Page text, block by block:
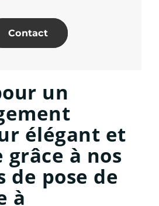
Contact
un
élégant et
à nos
de pose de
à